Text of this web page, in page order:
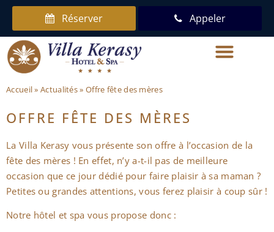
Réserver Appeler
Accueil»Actualités» Offre fête des mères
OFFRE FÊTE DES MÈRES
La Villa Kerasy vous présente son offre à l’occasion de la
fête des mères ! En effet, n’y a-t-il pas de meilleure
occasion que ce jour dédié pour faire plaisir à sa maman ?
Petites ou grandes attentions, vous ferez plaisir à coup sûr !
Notre hôtel et spa vous propose donc :